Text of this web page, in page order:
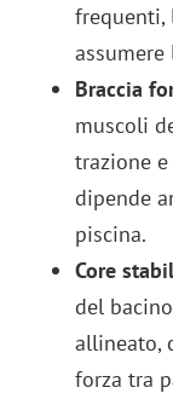
frequenti,
assumere
Braccia
muscoli
trazione
dipende
piscina.
Core
del
allineato,
forza tra